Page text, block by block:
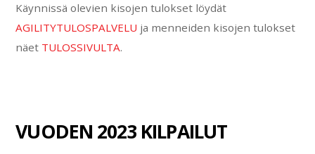
Käynnissä olevien kisojen tulokset löydät
AGILITYTULOSPALVELU ja menneiden kisojen tulokset
näet TULOSSIVULTA.
VUODEN 2023 KILPAILUT